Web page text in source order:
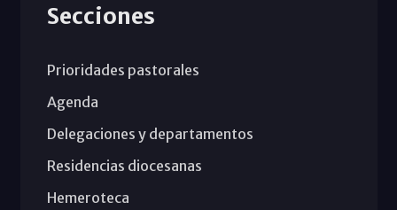
Secciones
Prioridades pastorales
Agenda
Delegaciones y departamentos
Residencias diocesanas
Hemeroteca